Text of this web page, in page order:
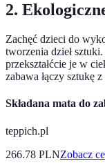
2.
Zachęć dzieci do
tworzenia dzieł
przekształćcie je w
zabawa łączy sztukę
Składana mata do
teppich.pl
266.78 PLNZobacz